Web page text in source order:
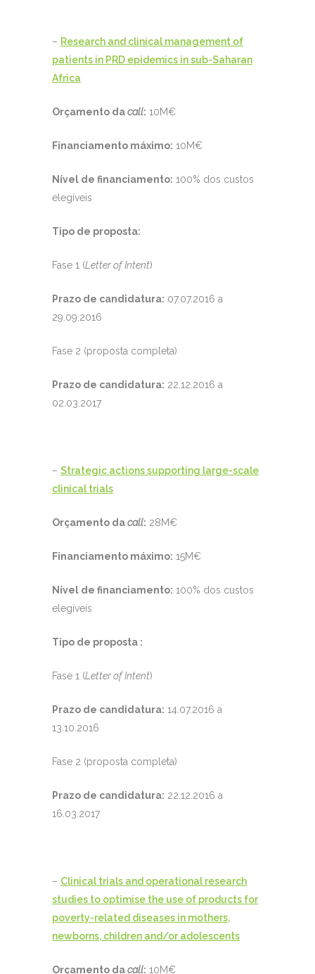
– Research and clinical management of
patients in PRD epidemics in sub-Saharan
Africa
Orçamento dacall: 10M€
Financiamento máximo: 10M€
Nível de financiamento: 100% dos custos
elegíveis
Tipo de proposta:
Fase 1 (Letter of Intent)
Prazo de candidatura: 07.07.2016 a
29.09.2016
Fase 2 (proposta completa)
Prazo de candidatura: 22.12.2016 a
02.03.2017
– Strategic actions supporting large-scale
clinical trials
Orçamento dacall: 28M€
Financiamento máximo: 15M€
Nível de financiamento: 100% dos custos
elegíveis
Tipo de proposta :
Fase 1 (Letter of Intent)
Prazo de candidatura: 14.07.2016 a
13.10.2016
Fase 2 (proposta completa)
Prazo de candidatura: 22.12.2016 a
16.03.2017
– Clinical trials and operational research
studies to optimise the use of products for
poverty-related diseases in mothers,
newborns, children and/or adolescents
Orçamento dacall: 10M€